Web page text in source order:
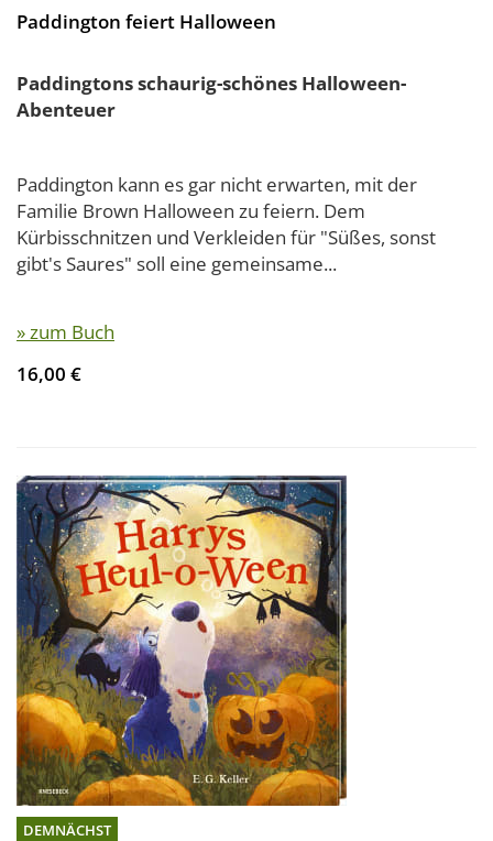
Paddington feiert Halloween
Paddingtons schaurig-schönes Halloween-
Abenteuer
Paddington kann es gar nicht erwarten, mit der
Familie Brown Halloween zu feiern. Dem
Kürbisschnitzen und Verkleiden für "Süßes, sonst
gibt's Saures" soll eine gemeinsame...
» zum Buch
16,00 €
DEMNÄCHST